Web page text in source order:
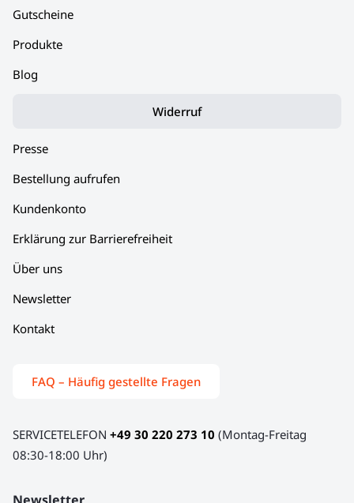
Gutscheine
Produkte
Blog
Widerruf
Presse
Bestellung aufrufen
Kundenkonto
Erklärung zur Barrierefreiheit
Über uns
Newsletter
Kontakt
FAQ – Häufig gestellte Fragen
SERVICETELEFON +49 30 220 273 10 (Montag-Freitag
08:30-18:00 Uhr)